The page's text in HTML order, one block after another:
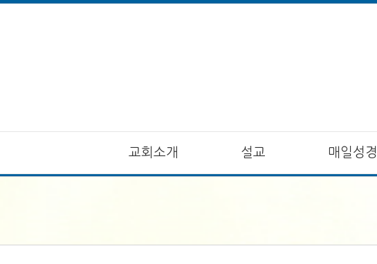
교회소개 설교 매일성경